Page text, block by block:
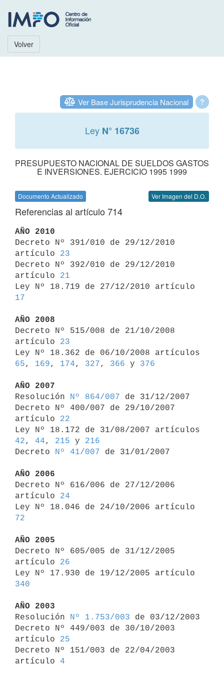
Volver
?
Ver Base Jurisprudencia Nacional
Ley N° 16736
PRESUPUESTO NACIONAL DE SUELDOS GASTOS
E INVERSIONES. EJERCICIO 1995 1999
Documento Actualizado Ver Imagen del D.O.
Referencias al artículo 714
AÑO 2010
Decreto Nº 391/010 de 29/12/2010
artículo 23
Decreto Nº 392/010 de 29/12/2010
artículo 21
17
AÑO 2008
Decreto Nº 515/008 de 21/10/2008
artículo 23
65, 169, 174, 327, 366 y 376
AÑO 2007
Resolución
Nº 864/007 de 31/12/2007
Decreto Nº 400/007 de 29/10/2007
artículo 22
42, 44, 215 y 216
Decreto
Nº 41/007 de 31/01/2007
AÑO 2006
Decreto Nº 616/006 de 27/12/2006
artículo 24
72
AÑO 2005
Decreto Nº 605/005 de 31/12/2005
artículo 26
340
AÑO 2003
Resolución
Nº 1.753/003 de 03/12/2003
Decreto Nº 449/003 de 30/10/2003
artículo 25
Decreto Nº 151/003 de 22/04/2003
artículo 4